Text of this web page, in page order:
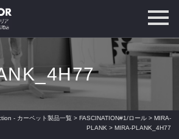
- カーペット製品一覧> FASCINATION#1/ロール> MIRA-
PLANK > MIRA-PLANK_4H77